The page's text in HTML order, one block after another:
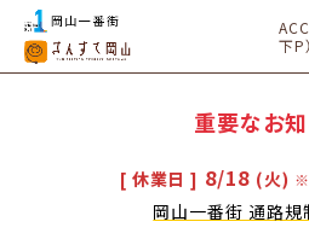
下P）
重要なお
[ 休業日 ] 8/18 (火) ※
岡山一番街 通路規